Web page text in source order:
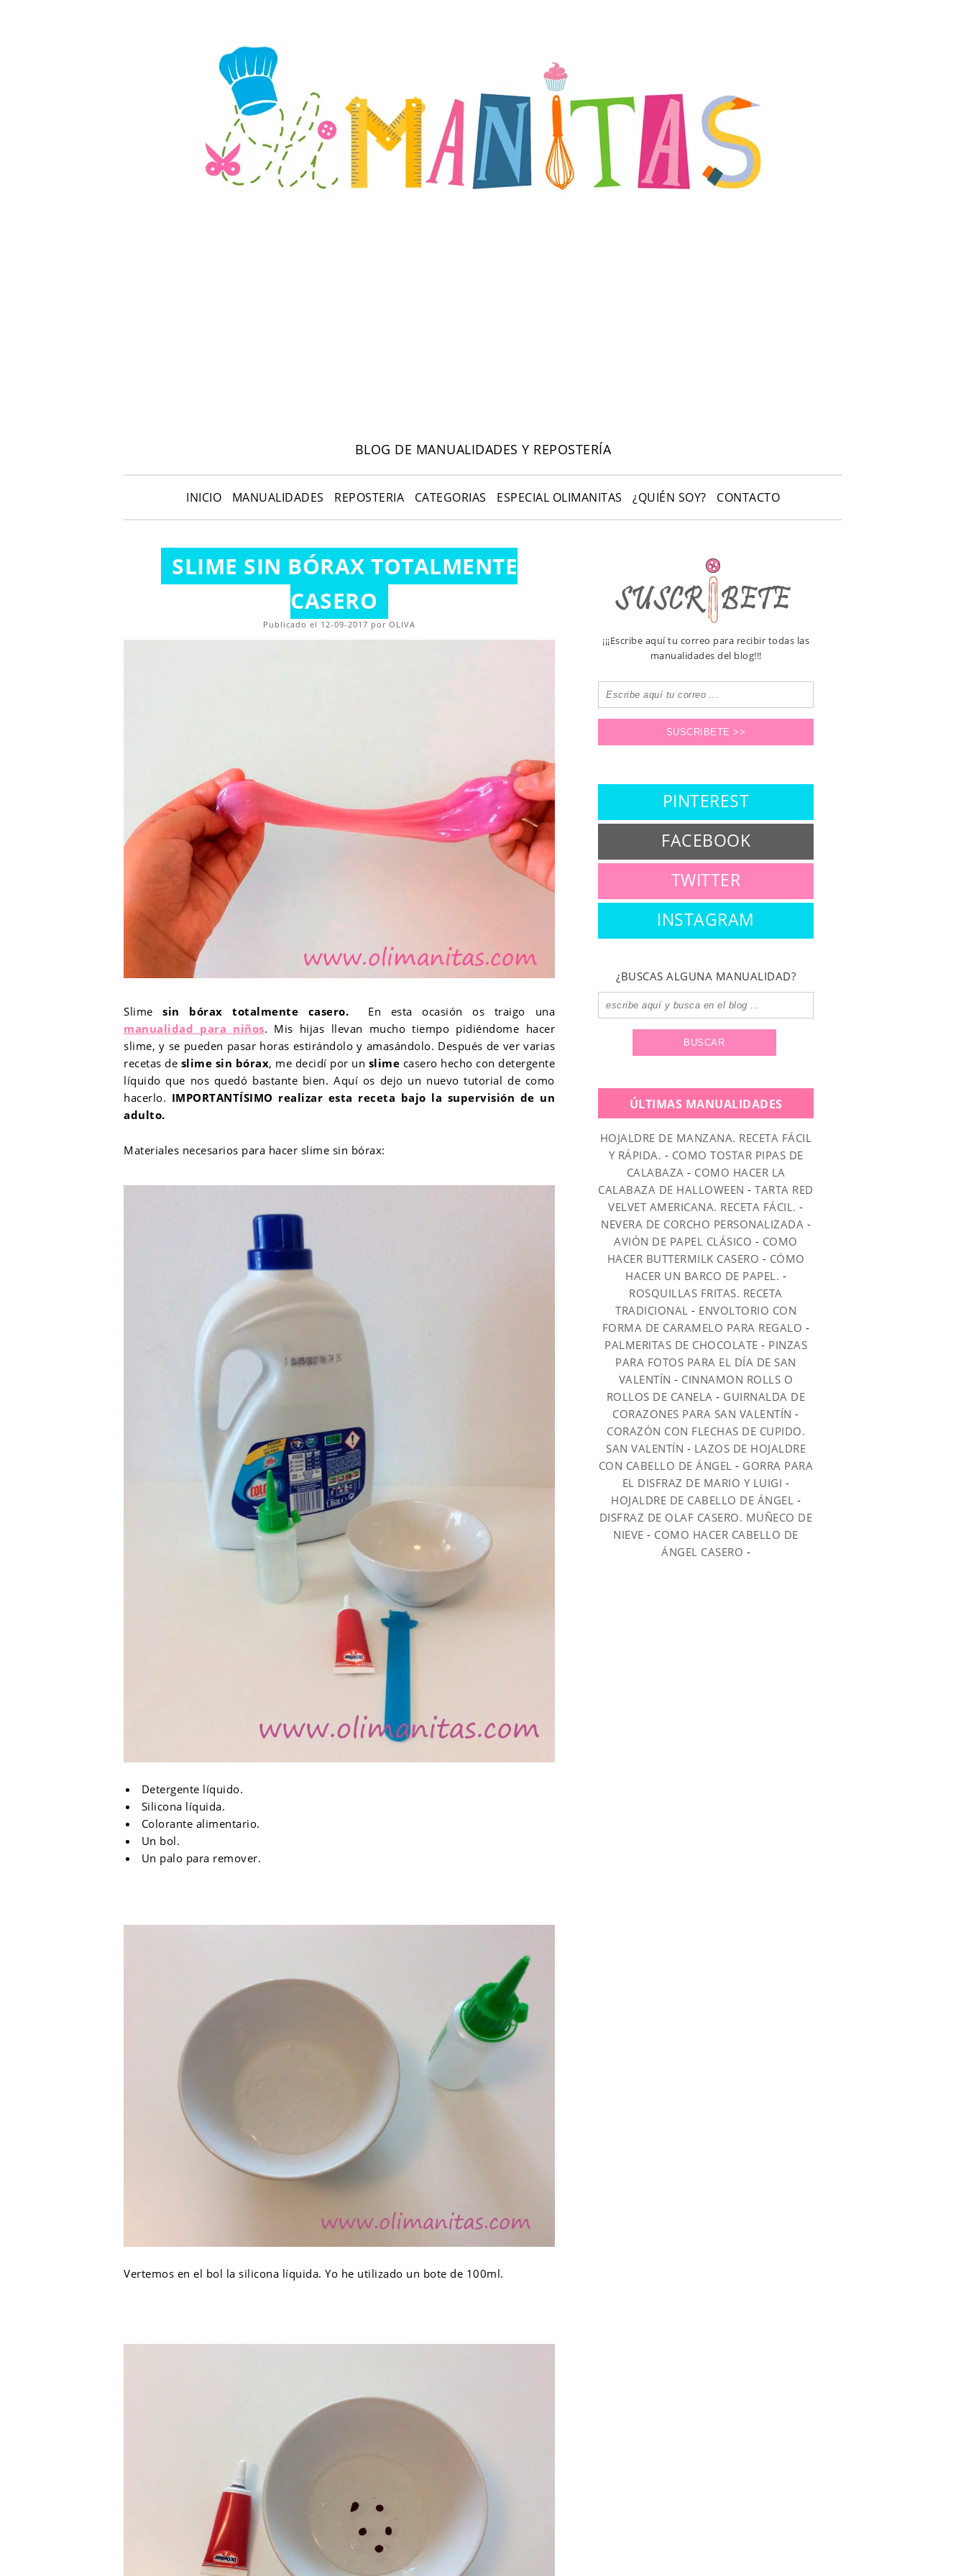
BLOG DE MANUALIDADES Y REPOSTERÍA
INICIO MANUALIDADES REPOSTERIA CATEGORIAS ESPECIAL OLIMANITAS ¿QUIÉN SOY? CONTACTO
SLIME SIN BÓRAX TOTALMENTE
CASERO
Publicado el 12-09-2017 por OLIVA
Slime sin bórax totalmente casero. En esta ocasión os traigo una
manualidad para niños. Mis hijas llevan mucho tiempo pidiéndome hacer
slime, y se pueden pasar horas estirándolo y amasándolo. Después de ver varias
recetas de slime sin bórax, me decidí por un slime casero hecho con detergente
líquido que nos quedó bastante bien. Aquí os dejo un nuevo tutorial de como
hacerlo. IMPORTANTÍSIMO realizar esta receta bajo la supervisión de un
adulto.
Materiales necesarios para hacer slime sin bórax:
Detergente líquido.
Silicona líquida.
Colorante alimentario.
Un bol.
Un palo para remover.
Vertemos en el bol la silicona líquida. Yo he utilizado un bote de 100ml.
¡¡¡Escribe aquí tu correo para recibir todas las
manualidades del blog!!!
PINTEREST
FACEBOOK
TWITTER
INSTAGRAM
¿BUSCAS ALGUNA MANUALIDAD?
ÚLTIMAS MANUALIDADES
HOJALDRE DE MANZANA. RECETA FÁCIL
Y RÁPIDA. - COMO TOSTAR PIPAS DE
CALABAZA - COMO HACER LA
CALABAZA DE HALLOWEEN -TARTA RED
VELVET AMERICANA. RECETA FÁCIL. -
NEVERA DE CORCHO PERSONALIZADA -
AVIÓN DE PAPEL CLÁSICO - COMO
HACER BUTTERMILK CASERO - CÓMO
HACER UN BARCO DE PAPEL. -
ROSQUILLAS FRITAS. RECETA
TRADICIONAL - ENVOLTORIO CON
FORMA DE CARAMELO PARA REGALO -
PALMERITAS DE CHOCOLATE - PINZAS
PARA FOTOS PARA EL DÍA DE SAN
VALENTÍN - CINNAMON ROLLS O
ROLLOS DE CANELA - GUIRNALDA DE
CORAZONES PARA SAN VALENTÍN -
CORAZÓN CON FLECHAS DE CUPIDO.
SAN VALENTÍN - LAZOS DE HOJALDRE
CON CABELLO DE ÁNGEL - GORRA PARA
EL DISFRAZ DE MARIO Y LUIGI -
HOJALDRE DE CABELLO DE ÁNGEL -
DISFRAZ DE OLAF CASERO. MUÑECO DE
NIEVE - COMO HACER CABELLO DE
ÁNGEL CASERO -